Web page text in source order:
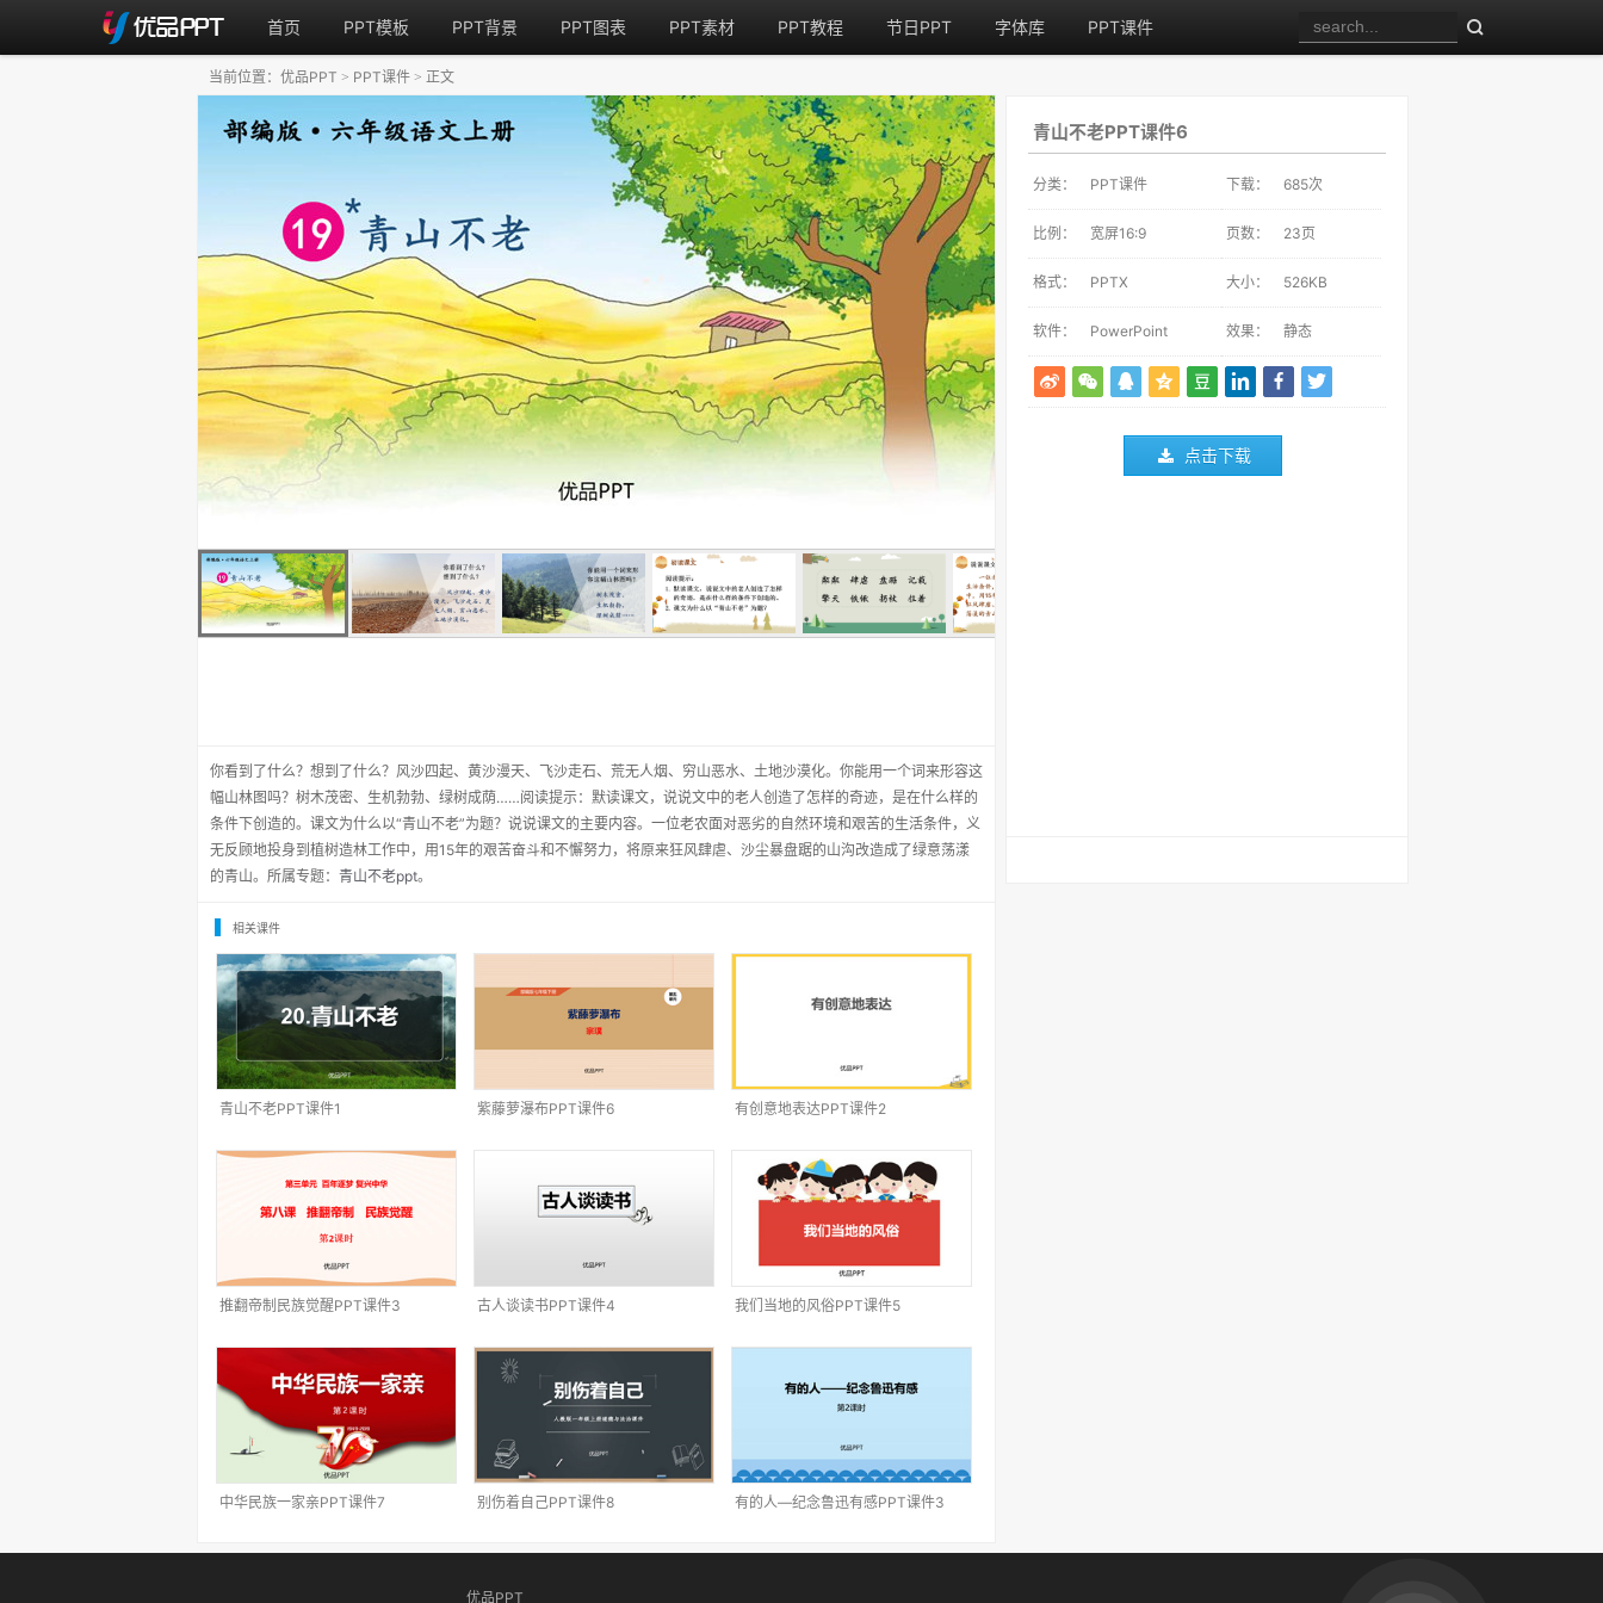
首页 PPT模板 PPT背景 PPT图表 PPT素材 PPT教程 节日PPT 字体库 PPT课件
青山不老PPT课件6
分类： PPT课件 下载： 685次
比例： 宽屏16:9 页数： 23页
格式： PPTX 大小： 526KB
软件： PowerPoint 效果： 静态
点击下载
你看到了什么？想到了什么？风沙四起、黄沙漫天、飞沙走石、荒无人烟、穷山恶水、土地沙漠化。你能用一个词来形容这
幅山林图吗？树木茂密、生机勃勃、绿树成荫……阅读提示：默读课文，说说文中的老人创造了怎样的奇迹，是在什么样的
条件下创造的。课文为什么以“青山不老”为题？说说课文的主要内容。一位老农面对恶劣的自然环境和艰苦的生活条件，义
无反顾地投身到植树造林工作中，用15年的艰苦奋斗和不懈努力，将原来狂风肆虐、沙尘暴盘踞的山沟改造成了绿意荡漾
的青山。所属专题： 青山不老ppt。
当前位置： 优品PPT > PPT课件 > 正文
相关课件
青山不老PPT课件1 紫藤萝瀑布PPT课件6 有创意地表达PPT课件2
推翻帝制民族觉醒PPT课件3 古人谈读书PPT课件4 我们当地的风俗PPT课件5
中华民族一家亲PPT课件7 别伤着自己PPT课件8 有的人—纪念鲁迅有感PPT课件3
优品PPT